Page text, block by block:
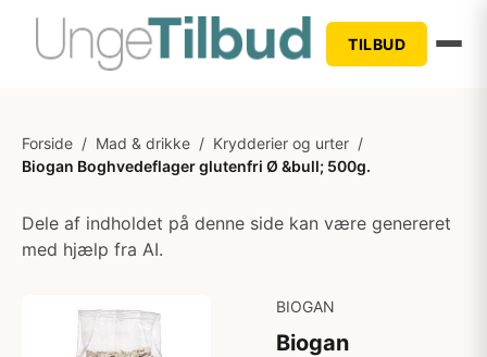
TILBUD
Forside / Mad & drikke / Krydderier og urter /
Biogan Boghvedeflager glutenfri Ø &bull; 500g.
Dele af indholdet på denne side kan være genereret
med hjælp fra AI.
BIOGAN
Biogan